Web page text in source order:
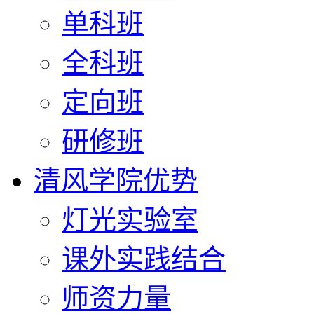
单科班
全科班
定向班
研修班
清风学院优势
灯光实验室
课外实践结合
师资力量